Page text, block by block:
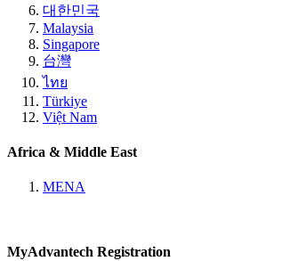
대한민국
Malaysia
Singapore
台灣
ไทย
Türkiye
Việt Nam
Africa & Middle East
MENA
MyAdvantech Registration